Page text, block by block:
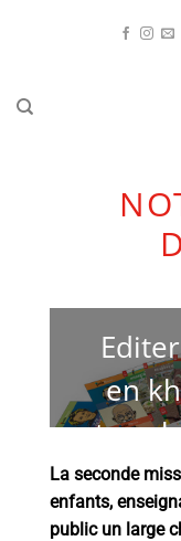
en
tous
goûts
La seconde
enfants,
public un large